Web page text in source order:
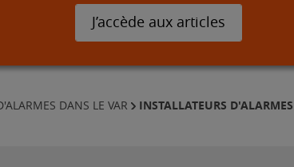
J’accède aux articles
DANS LE VAR INSTALLATEURS